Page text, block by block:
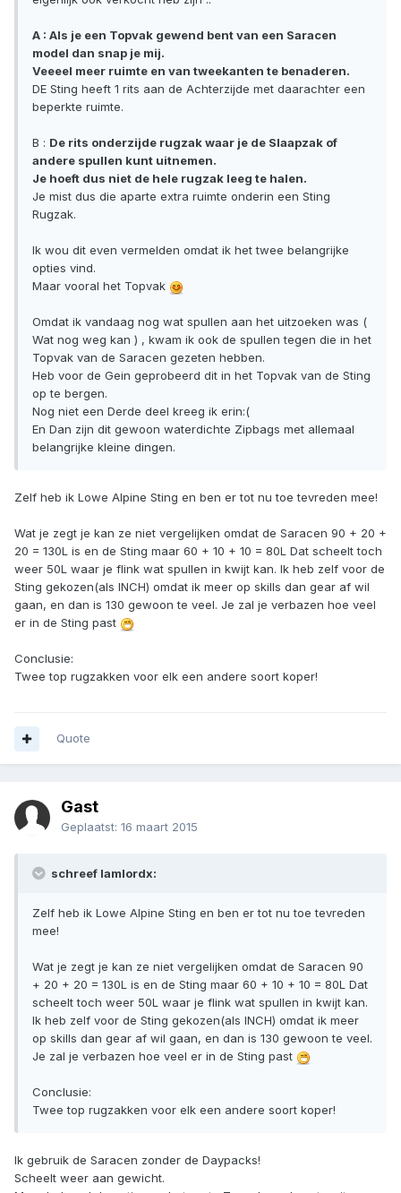
A : Als je een Topvak gewend bent van een Saracen
model dan snap je mij.
Veeeel meer ruimte en van tweekanten te benaderen.
DE Sting heeft 1 rits aan de Achterzijde met daarachter een
beperkte ruimte.
B : De rits onderzijde rugzak waar je de Slaapzak of
andere spullen kunt uitnemen.
Je hoeft dus niet de hele rugzak leeg te halen.
Je mist dus die aparte extra ruimte onderin een Sting
Rugzak.
Ik wou dit even vermelden omdat ik het twee belangrijke
opties vind.
Maar vooral het Topvak
Omdat ik vandaag nog wat spullen aan het uitzoeken was (
Wat nog weg kan ) , kwam ik ook de spullen tegen die in het
Topvak van de Saracen gezeten hebben.
Heb voor de Gein geprobeerd dit in het Topvak van de Sting
op te bergen.
Nog niet een Derde deel kreeg ik erin:(
En Dan zijn dit gewoon waterdichte Zipbags met allemaal
belangrijke kleine dingen.
Zelf heb ik Lowe Alpine Sting en ben er tot nu toe tevreden mee!
Wat je zegt je kan ze niet vergelijken omdat de Saracen 90 + 20 +
20 = 130L is en de Sting maar 60 + 10 + 10 = 80L Dat scheelt toch
weer 50L waar je flink wat spullen in kwijt kan. Ik heb zelf voor de
Sting gekozen(als INCH) omdat ik meer op skills dan gear af wil
gaan, en dan is 130 gewoon te veel. Je zal je verbazen hoe veel
er in de Sting past
Conclusie:
Twee top rugzakken voor elk een andere soort koper!
Quote
Gast
Geplaatst: 16 maart 2015
schreef Iamlordx:
Zelf heb ik Lowe Alpine Sting en ben er tot nu toe tevreden
mee!
Wat je zegt je kan ze niet vergelijken omdat de Saracen 90
+ 20 + 20 = 130L is en de Sting maar 60 + 10 + 10 = 80L Dat
scheelt toch weer 50L waar je flink wat spullen in kwijt kan.
Ik heb zelf voor de Sting gekozen(als INCH) omdat ik meer
op skills dan gear af wil gaan, en dan is 130 gewoon te veel.
Je zal je verbazen hoe veel er in de Sting past
Conclusie:
Twee top rugzakken voor elk een andere soort koper!
Ik gebruik de Saracen zonder de Daypacks!
Scheelt weer aan gewicht.